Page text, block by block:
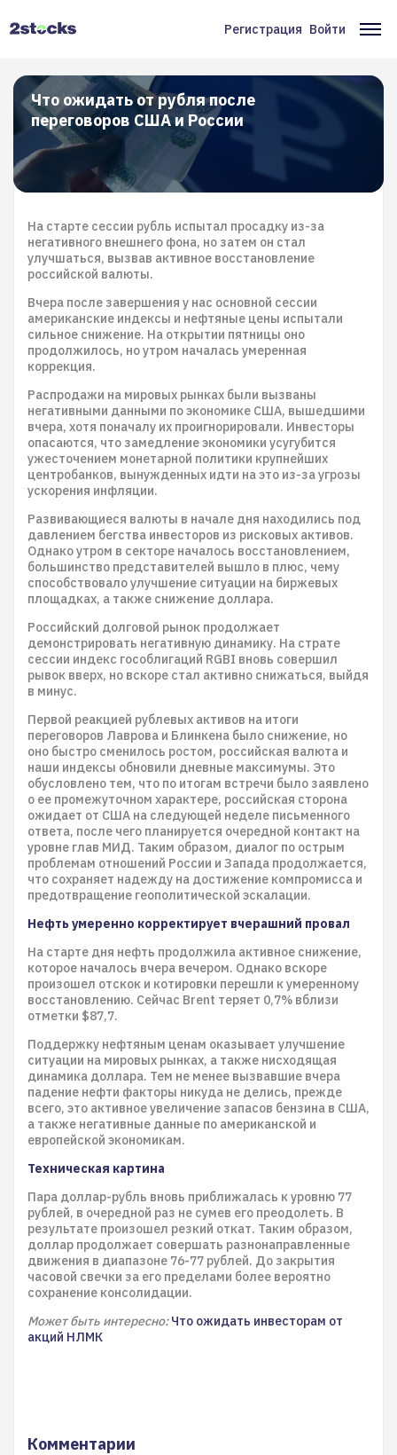
Меню
учётной
записи
пользователя
Регистрация Войти
Что ожидать от рубля после
переговоров США и России
На старте сессии рубль испытал просадку из-за
негативного внешнего фона, но затем он стал
улучшаться, вызвав активное восстановление
российской валюты.
Вчера после завершения у нас основной сессии
американские индексы и нефтяные цены испытали
сильное снижение. На открытии пятницы оно
продолжилось, но утром началась умеренная
коррекция.
Распродажи на мировых рынках были вызваны
негативными данными по экономике США, вышедшими
вчера, хотя поначалу их проигнорировали. Инвесторы
опасаются, что замедление экономики усугубится
ужесточением монетарной политики крупнейших
центробанков, вынужденных идти на это из-за угрозы
ускорения инфляции.
Развивающиеся валюты в начале дня находились под
давлением бегства инвесторов из рисковых активов.
Однако утром в секторе началось восстановлением,
большинство представителей вышло в плюс, чему
способствовало улучшение ситуации на биржевых
площадках, а также снижение доллара.
Российский долговой рынок продолжает
демонстрировать негативную динамику. На страте
сессии индекс гособлигаций RGBI вновь совершил
рывок вверх, но вскоре стал активно снижаться, выйдя
в минус.
Первой реакцией рублевых активов на итоги
переговоров Лаврова и Блинкена было снижение, но
оно быстро сменилось ростом, российская валюта и
наши индексы обновили дневные максимумы. Это
обусловлено тем, что по итогам встречи было заявлено
о ее промежуточном характере, российская сторона
ожидает от США на следующей неделе письменного
ответа, после чего планируется очередной контакт на
уровне глав МИД. Таким образом, диалог по острым
проблемам отношений России и Запада продолжается,
что сохраняет надежду на достижение компромисса и
предотвращение геополитической эскалации.
Нефть умеренно корректирует вчерашний провал
На старте дня нефть продолжила активное снижение,
которое началось вчера вечером. Однако вскоре
произошел отскок и котировки перешли к умеренному
восстановлению. Сейчас Brent теряет 0,7% вблизи
отметки $87,7.
Поддержку нефтяным ценам оказывает улучшение
ситуации на мировых рынках, а также нисходящая
динамика доллара. Тем не менее вызвавшие вчера
падение нефти факторы никуда не делись, прежде
всего, это активное увеличение запасов бензина в США,
а также негативные данные по американской и
европейской экономикам.
Техническая картина
Пара доллар-рубль вновь приближалась к уровню 77
рублей, в очередной раз не сумев его преодолеть. В
результате произошел резкий откат. Таким образом,
доллар продолжает совершать разнонаправленные
движения в диапазоне 76-77 рублей. До закрытия
часовой свечки за его пределами более вероятно
сохранение консолидации.
Может быть интересно: Что ожидать инвесторам от
акций НЛМК
Комментарии